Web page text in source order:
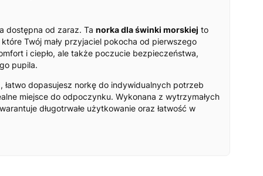
dostępna od zaraz. Ta norka dla świnki morskiej to
Twój mały przyjaciel pokocha od pierwszego
i ciepło, ale także poczucie bezpieczeństwa,
pupila.
, łatwo dopasujesz norkę do indywidualnych potrzeb
miejsce do odpoczynku. Wykonana z wytrzymałych
długotrwałe użytkowanie oraz łatwość w